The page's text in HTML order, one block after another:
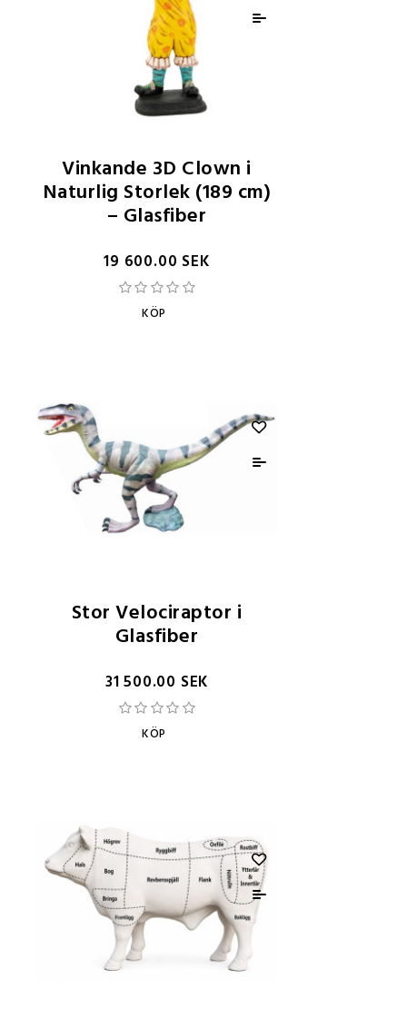
Vinkande 3D Clown i
Naturlig Storlek (189 cm)
– Glasfiber
19 600.00 SEK
KÖP
Stor Velociraptor i
Glasfiber
31 500.00 SEK
KÖP